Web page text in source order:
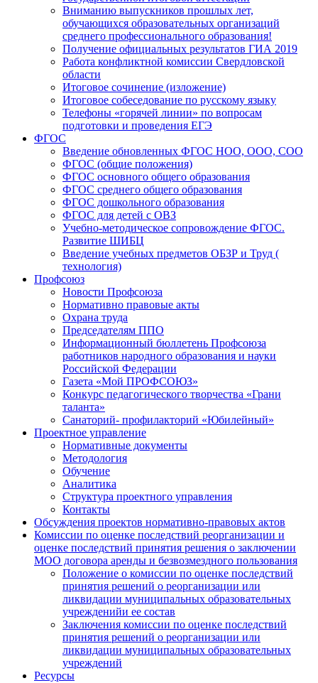
Вниманию выпускников прошлых лет,
обучающихся образовательных организаций
среднего профессионального образования!
Получение официальных результатов ГИА 2019
Работа конфликтной комиссии Свердловской
области
Итоговое сочинение (изложение)
Итоговое собеседование по русскому языку
Телефоны «горячей линии» по вопросам
подготовки и проведения ЕГЭ
ФГОС
Введение обновленных ФГОС НОО, ООО, СОО
ФГОС (общие положения)
ФГОС основного общего образования
ФГОС среднего общего образования
ФГОС дошкольного образования
ФГОС для детей с ОВЗ
Учебно-методическое сопровождение ФГОС.
Развитие ШИБЦ
Введение учебных предметов ОБЗР и Труд (
технология)
Профсоюз
Новости Профсоюза
Нормативно правовые акты
Охрана труда
Председателям ППО
Информационный бюллетень Профсоюза
работников народного образования и науки
Российской Федерации
Газета «Мой ПРОФСОЮЗ»
Конкурс педагогического творчества «Грани
таланта»
Санаторий- профилакторий «Юбилейный»
Проектное управление
Нормативные документы
Методология
Обучение
Аналитика
Структура проектного управления
Контакты
Обсуждения проектов нормативно-правовых актов
Комиссии по оценке последствий реорганизации и
оценке последствий принятия решения о заключении
МОО договора аренды и безвозмездного пользования
Положение о комиссии по оценке последствий
принятия решений о реорганизации или
ликвидации муниципальных образовательных
учрежденийи ее состав
Заключения комиссии по оценке последствий
принятия решений о реорганизации или
ликвидации муниципальных образовательных
учреждений
Ресурсы